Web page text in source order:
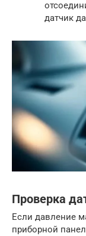
датчик
Проверка
Если давление
приборной